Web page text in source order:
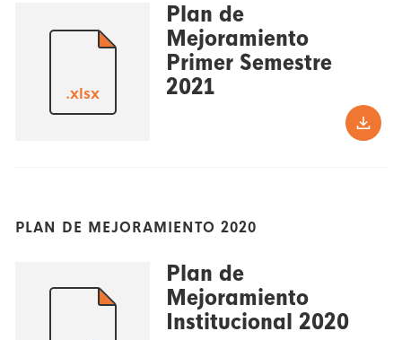
.xlsx
Plan de
Mejoramiento
Primer Semestre
2021
PLAN DE MEJORAMIENTO 2020
Plan de
Mejoramiento
Institucional 2020